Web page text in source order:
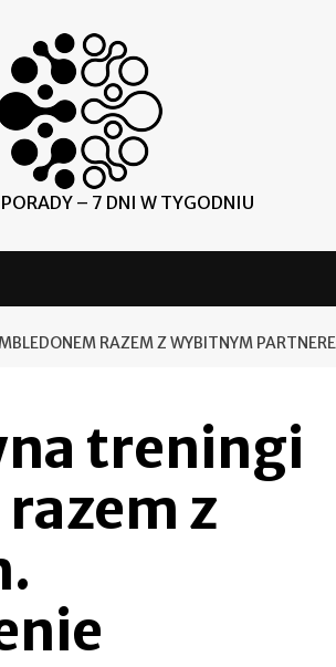
– 7 DNI W TYGODNIU
RAZEM Z WYBITNYM
treningi
z